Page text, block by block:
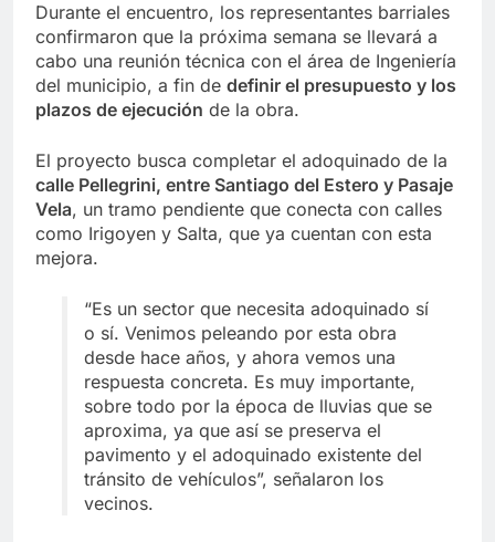
Durante el encuentro, los representantes barriales
confirmaron que la próxima semana se llevará a
cabo una reunión técnica con el área de Ingeniería
del municipio, a fin de definir el presupuesto y los
plazos de ejecución de la obra.
El proyecto busca completar el adoquinado de la
calle Pellegrini, entre Santiago del Estero y Pasaje
Vela, un tramo pendiente que conecta con calles
como Irigoyen y Salta, que ya cuentan con esta
mejora.
“Es un sector que necesita adoquinado sí
o sí. Venimos peleando por esta obra
desde hace años, y ahora vemos una
respuesta concreta. Es muy importante,
sobre todo por la época de lluvias que se
aproxima, ya que así se preserva el
pavimento y el adoquinado existente del
tránsito de vehículos”, señalaron los
vecinos.